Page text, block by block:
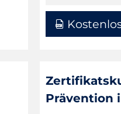
Prävention